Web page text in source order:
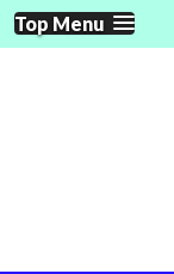
Skip
to
Top Menu